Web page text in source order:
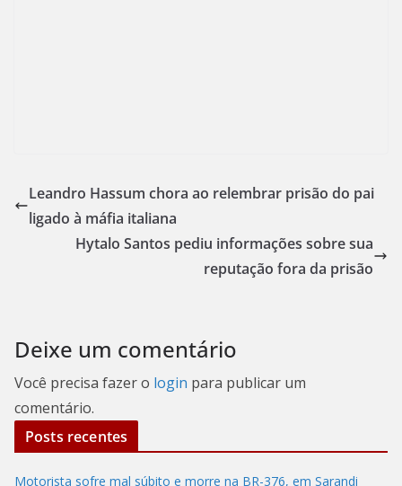
Leandro Hassum chora ao relembrar prisão do pai
ligado à máfia italiana
Hytalo Santos pediu informações sobre sua
reputação fora da prisão
Deixe um comentário
Você precisa fazer o login para publicar um
comentário.
Posts recentes
Motorista sofre mal súbito e morre na BR-376, em Sarandi